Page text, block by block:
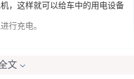
，这样就可以给车中的用电设备
行充电。
文